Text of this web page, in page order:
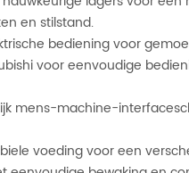
en stilstand.
bediening voor
voor eenvoudige
mens-machine-
voeding voor een